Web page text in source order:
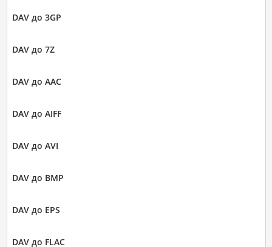
DAV до 3GP
DAV до 7Z
DAV до AAC
DAV до AIFF
DAV до AVI
DAV до BMP
DAV до EPS
DAV до FLAC